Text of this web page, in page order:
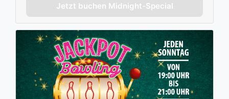
Jetzt buchen Midnight-Special